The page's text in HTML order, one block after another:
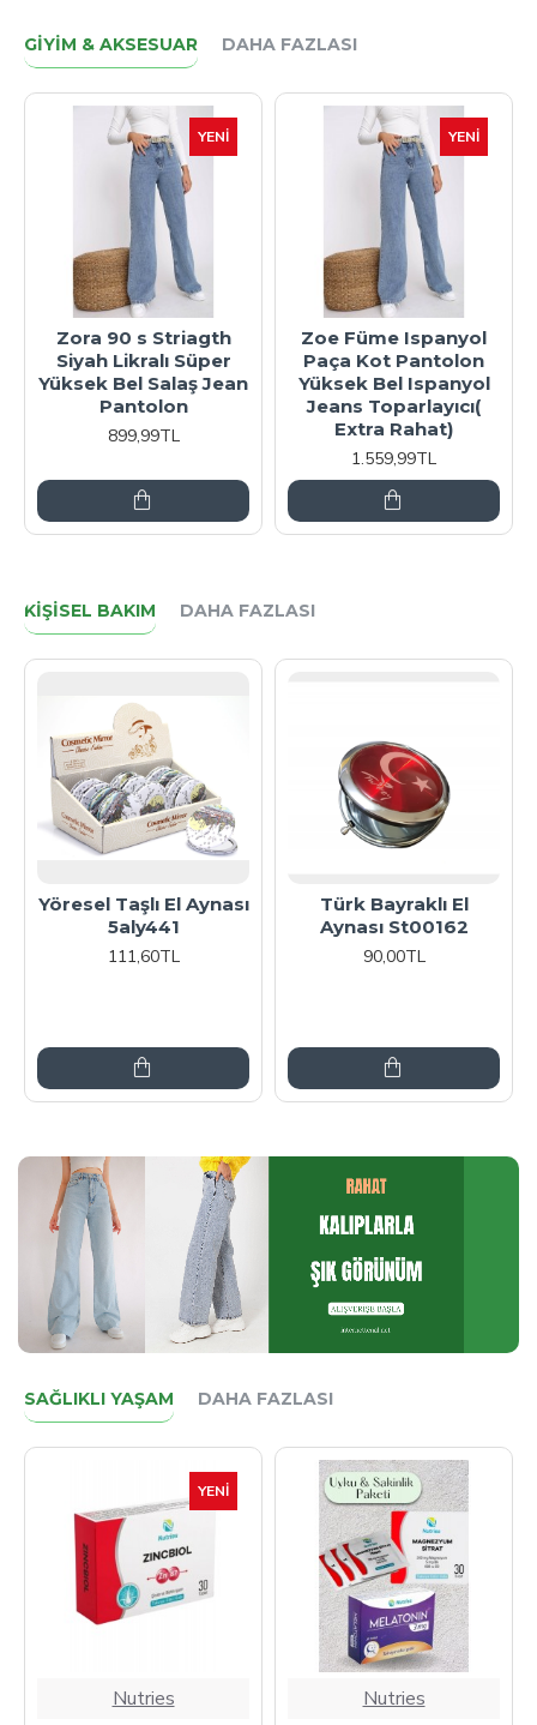
GIYIM & AKSESUAR DAHA FAZLASI
YENI
Zora 90 s Striagth
Siyah Likralı Süper
Yüksek Bel Salaş Jean
Pantolon
899,99TL
YENI
Zoe Füme Ispanyol
Paça Kot Pantolon
Yüksek Bel Ispanyol
Jeans Toparlayıcı(
Extra Rahat)
1.559,99TL
KIŞISEL BAKIM DAHA FAZLASI
Yöresel Taşlı El Aynası
5aly441
111,60TL
Türk Bayraklı El
Aynası St00162
90,00TL
SAĞLIKLI YAŞAM DAHA FAZLASI
YENI
Nutries Nutries